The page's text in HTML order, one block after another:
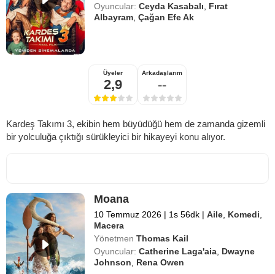
Oyuncular: Ceyda Kasabalı
Fırat
Albayram ,Çağan Efe Ak
Üyeler
2,9
Arkadaşlarım
--
Kardeş Takımı 3, ekibin hem büyüdüğü hem de zamanda gizemli
bir yolculuğa çıktığı sürükleyici bir hikayeyi konu alıyor.
Moana
10 Temmuz 2026 | 1s 56dk | Aile Komedi
Macera
Yönetmen Thomas Kail
Oyuncular: Catherine Laga'aia Dwayne
Johnson
Rena Owen